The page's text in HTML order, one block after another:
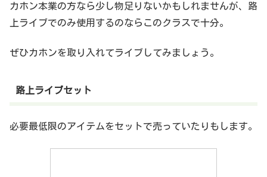
カホン本業の方なら少し物足りないかもしれませんが、路
上ライブでのみ使用するのならこのクラスで十分。
ぜひカホンを取り入れてライブしてみましょう。
路上ライブセット
必要最低限のアイテムをセットで売っていたりもします。